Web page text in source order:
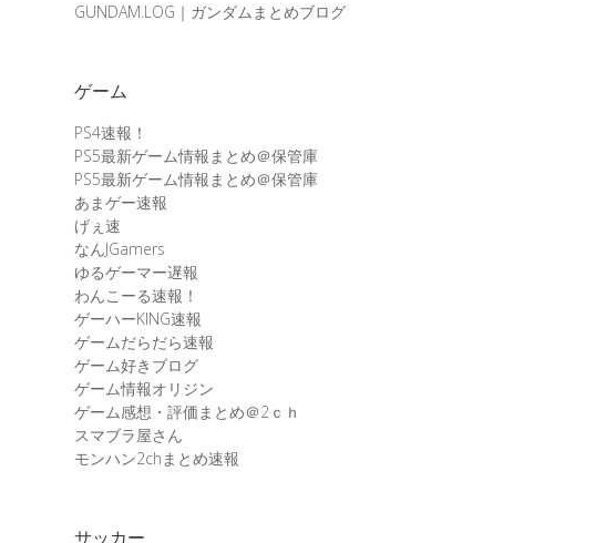
GUNDAM.LOG｜ガンダムまとめブログ
ゲーム
PS4速報！
PS5最新ゲーム情報まとめ＠保管庫
PS5最新ゲーム情報まとめ＠保管庫
あまゲー速報
げぇ速
なんJGamers
ゆるゲーマー遅報
わんこーる速報！
ゲーハーKING速報
ゲームだらだら速報
ゲーム好きブログ
ゲーム情報オリジン
ゲーム感想・評価まとめ＠2ｃｈ
スマブラ屋さん
モンハン2chまとめ速報
サッカー